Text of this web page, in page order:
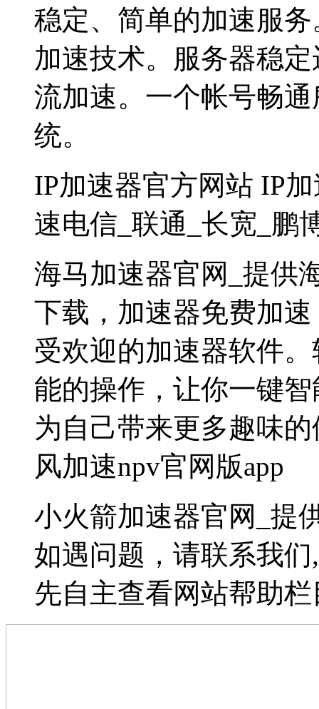
稳定、简单的加速服
加速技术。服务器稳
流加速。一个帐号畅
统。
IP加速器官方网站 IP
速电信_联通_长宽_鹏
海马加速器官网_提供
下载，加速器免费加
受欢迎的加速器软件
能的操作，让你一键
为自己带来更多趣味
风加速npv官网版app
小火箭加速器官网_提
如遇问题，请联系我
先自主查看网站帮助栏